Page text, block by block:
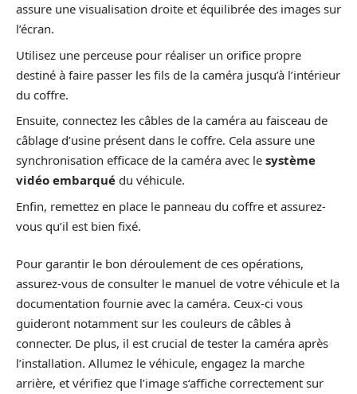
assure une visualisation droite et équilibrée des images sur
l’écran.
Utilisez une perceuse pour réaliser un orifice propre
destiné à faire passer les fils de la caméra jusqu’à l’intérieur
du coffre.
Ensuite, connectez les câbles de la caméra au faisceau de
câblage d’usine présent dans le coffre. Cela assure une
synchronisation efficace de la caméra avec le système
vidéo embarqué du véhicule.
Enfin, remettez en place le panneau du coffre et assurez-
vous qu’il est bien fixé.
Pour garantir le bon déroulement de ces opérations,
assurez-vous de consulter le manuel de votre véhicule et la
documentation fournie avec la caméra. Ceux-ci vous
guideront notamment sur les couleurs de câbles à
connecter. De plus, il est crucial de tester la caméra après
l’installation. Allumez le véhicule, engagez la marche
arrière, et vérifiez que l’image s‘affiche correctement sur